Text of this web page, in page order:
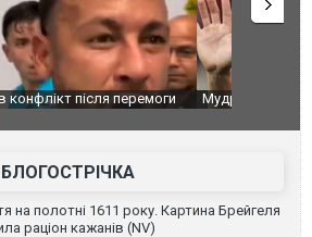
перший матч за "Челсі" після
під час
Франції
БЛОГОСТРІЧКА
на полотні 1611 року. Картина Брейгеля
раціон кажанів (NV)